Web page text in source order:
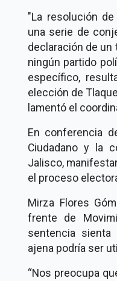
"La resolución
una serie de
declaración de un
ningún partido
específico,
elección de
lamentó el
En conferencia
Ciudadano y la
Jalisco,
el proceso
Mirza Flores
frente de
sentencia sienta
ajena podría ser
“Nos preocupa